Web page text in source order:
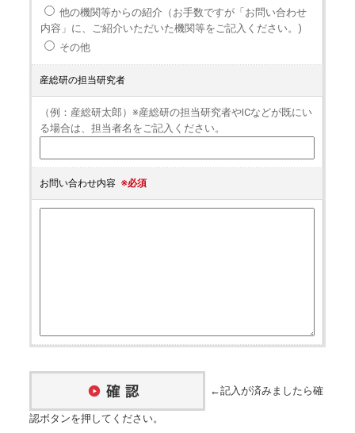
他の機関等からの紹介（お手数ですが「お問い合わせ
内容」に、ご紹介いただいた機関等をご記入ください。)
その他
産総研の担当研究者
（例：産総研太郎）※産総研の担当研究者やICなどが既にい
る場合は、担当者名をご記入ください。
お問い合わせ内容 ※必須
←記入が済みましたら確
認ボタンを押してください。